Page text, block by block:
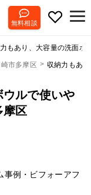
無料相談
もあり、大容量の洗面ボ
崎市多摩区 収納力もあ
ルで使いや
摩区
事例・ビフォーアフ